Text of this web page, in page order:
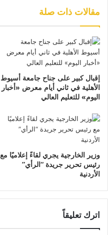
مقالات ذات صلة
إقبال كبير على جناح جامعة أسيوط
الأهلية في ثاني أيام معرض «أخبار
اليوم» للتعليم العالي
وزير الخارجية يجري لقاءً إعلاميًا مع
رئيس تحرير جريدة “الرأي”
الأردنية
اترك تعليقاً